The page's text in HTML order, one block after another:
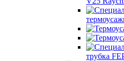
трубка